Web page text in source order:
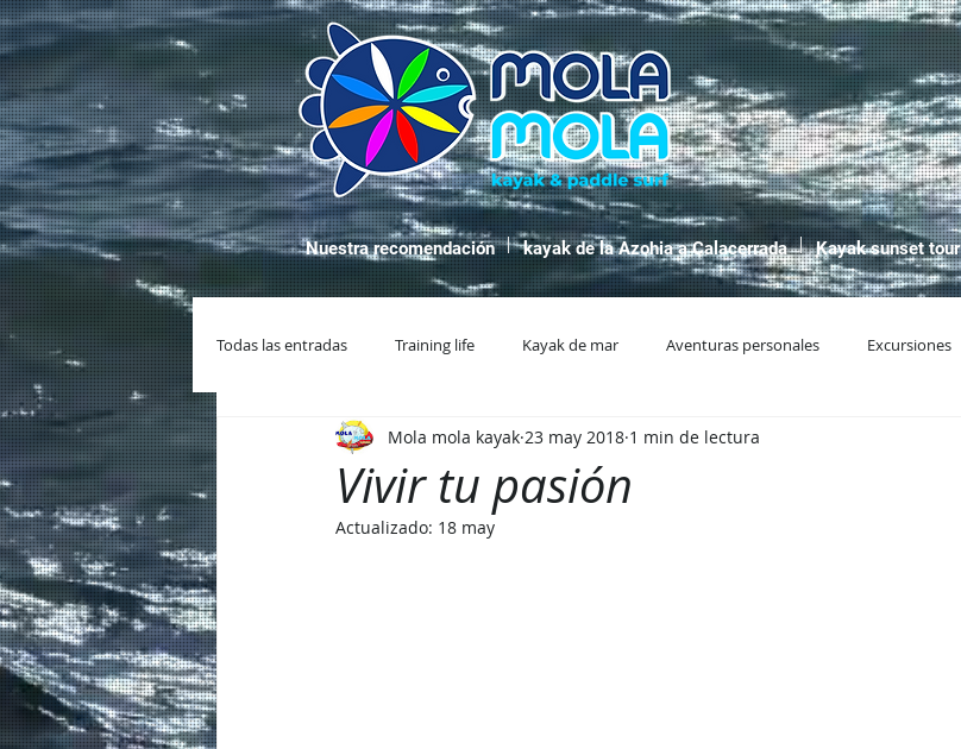
Nuestra recomendación kayak de la Azohia a Calacerrada Kayak sunset tour
Todas las entradas Training life Kayak de mar Aventuras personales Excursiones
Vivir tu pasión
Mola mola kayak 23 may 2018 1 min de lectura
Actualizado: 18 may